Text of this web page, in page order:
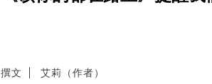
撰文 艾莉（作者）